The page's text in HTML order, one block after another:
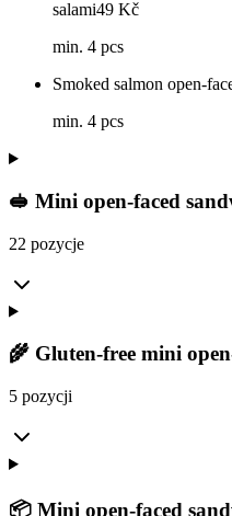
salami49 Kč
min. 4 pcs
Smoked salmon open-
min. 4 pcs
🥪 Mini open-faced
22 pozycje
🌾 Gluten-free mini
5 pozycji
📦 Mini open-faced